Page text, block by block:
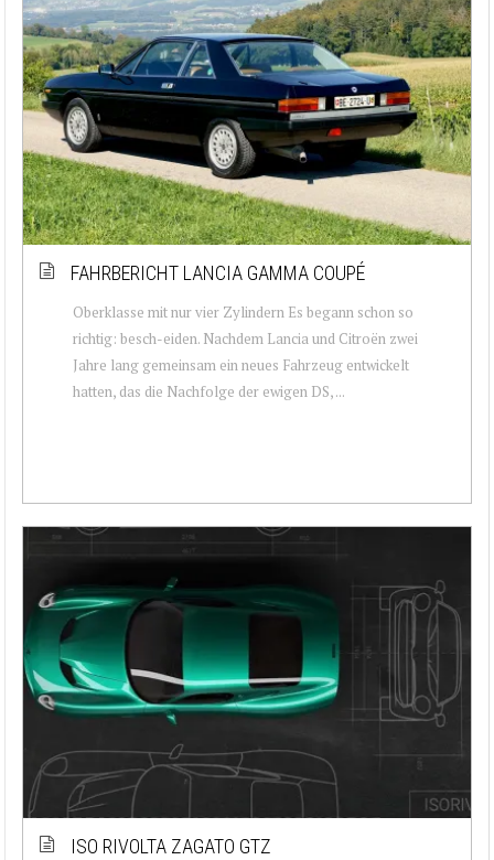
FAHRBERICHT LANCIA GAMMA COUPÉ
Oberklasse mit nur vier Zylindern Es begann schon so
richtig: besch-eiden. Nachdem Lancia und Citroën zwei
Jahre lang gemeinsam ein neues Fahrzeug entwickelt
hatten, das die Nachfolge der ewigen DS, ...
ISO RIVOLTA ZAGATO GTZ